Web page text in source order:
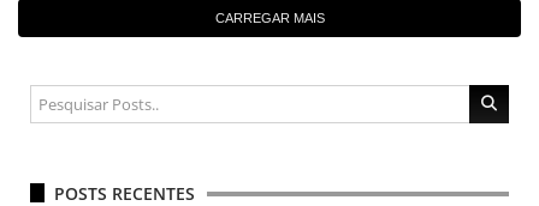
CARREGAR MAIS
POSTS RECENTES